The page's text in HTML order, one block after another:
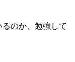
のか、勉強して